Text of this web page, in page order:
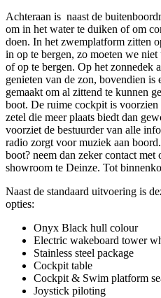
Achteraan is naast de
om in het water te duiken of om
doen. In het zwemplatform zitten
in op te bergen, zo moeten we
of op te bergen. Op het zonnedek
genieten van de zon, bovendien is
gemaakt om al zittend te kunnen
boot. De ruime cockpit is
zetel die meer plaats biedt dan
voorziet de bestuurder van alle
radio zorgt voor muziek aan
boot? neem dan zeker contact
showroom te Deinze. Tot
Naast de standaard uitvoering is
opties:
Onyx Black hull colour
Electric wakeboard tower
Stainless steel package
Cockpit table
Cockpit & Swim platform
Joystick piloting